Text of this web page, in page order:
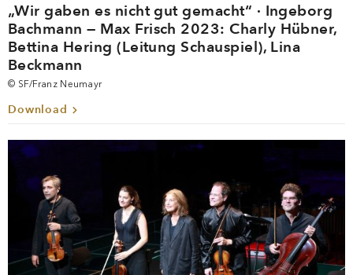
„Wir gaben es nicht gut gemacht“ · Ingeborg
Bachmann — Max Frisch 2023: Charly Hübner,
Bettina Hering (Leitung Schauspiel), Lina
Beckmann
© SF/Franz Neumayr
Download